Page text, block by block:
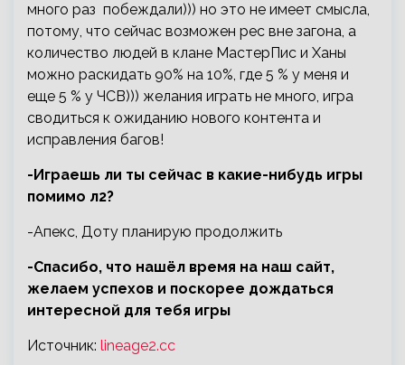
много раз побеждали))) но это не имеет смысла,
потому, что сейчас возможен рес вне загона, а
количество людей в клане МастерПис и Ханы
можно раскидать 90% на 10%, где 5 % у меня и
еще 5 % у ЧСВ))) желания играть не много, игра
сводиться к ожиданию нового контента и
исправления багов!
-Играешь ли ты сейчас в какие-нибудь игры
помимо л2?
-Апекс, Доту планирую продолжить
-Спасибо, что нашёл время на наш сайт,
желаем успехов и поскорее дождаться
интересной для тебя игры
Источник: lineage2.cc